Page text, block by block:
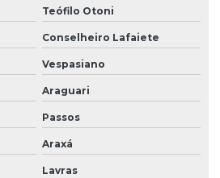
Teófilo Otoni
Conselheiro Lafaiete
Vespasiano
Araguari
Passos
Araxá
Lavras